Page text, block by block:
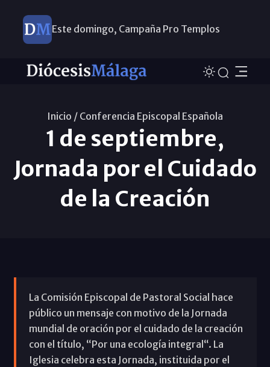
Este domingo, Campaña Pro Templos
Inicio / Conferencia Episcopal Española
1 de septiembre,
Jornada por el Cuidado
de la Creación
La Comisión Episcopal de Pastoral Social hace
público un mensaje con motivo de la Jornada
mundial de oración por el cuidado de la creación
con el título, “Por una ecología integral“. La
Iglesia celebra esta Jornada, instituida por el